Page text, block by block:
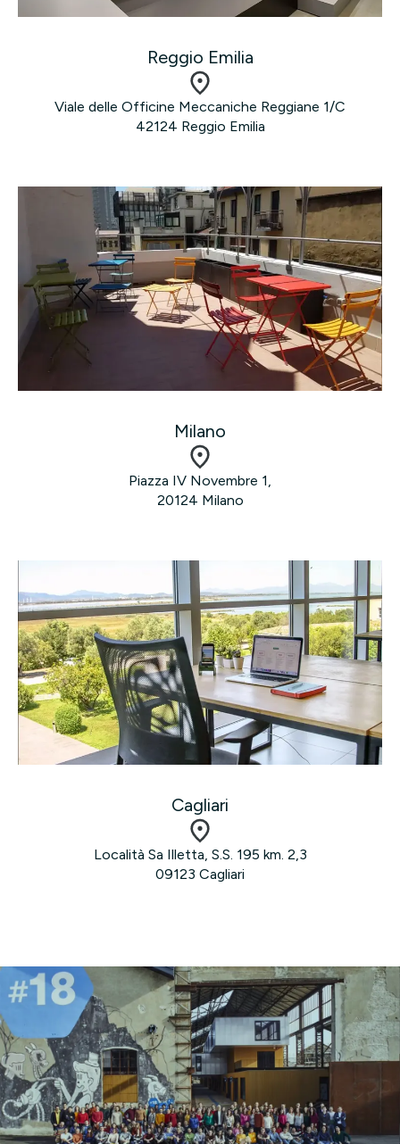
Reggio Emilia
Viale delle Officine Meccaniche Reggiane 1/C
42124 Reggio Emilia
Milano
Piazza IV Novembre 1,
20124 Milano
Cagliari
Località Sa Illetta, S.S. 195 km. 2,3
09123 Cagliari